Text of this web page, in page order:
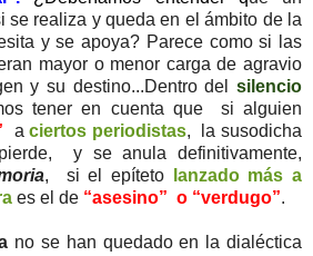
se realiza y queda en el ámbito de la
y se apoya? Parece como si las
mayor o menor carga de agravio
y su destino...Dentro del silencio
tener en cuenta que si alguien
aciertos periodistas, la susodicha
y se anula definitivamente,
, si el epíteto
lanzado más a
es el de “asesino” o “verdugo”.
no se han quedado en la dialéctica